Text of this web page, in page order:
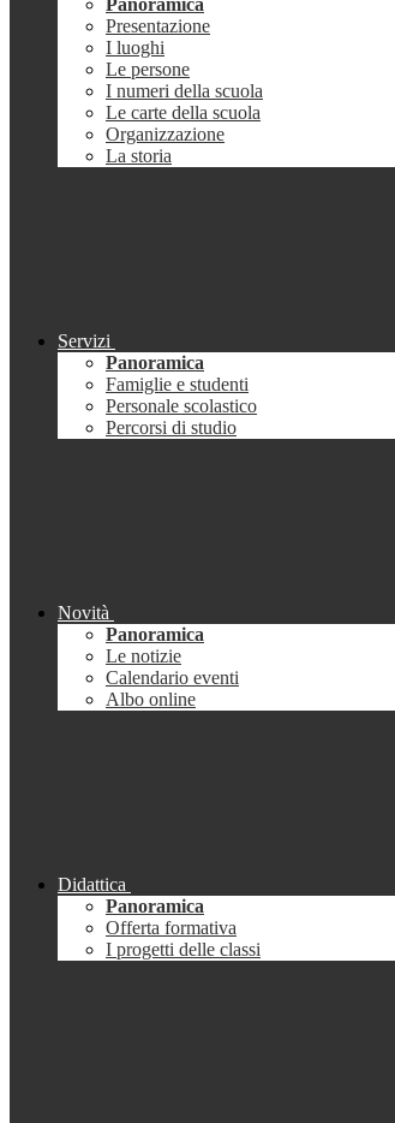
Panoramica
Presentazione
I luoghi
Le persone
I numeri della scuola
Le carte della scuola
Organizzazione
La storia
Servizi
Panoramica
Famiglie e studenti
Personale scolastico
Percorsi di studio
Novità
Panoramica
Le notizie
Calendario eventi
Albo online
Didattica
Panoramica
Offerta formativa
I progetti delle classi